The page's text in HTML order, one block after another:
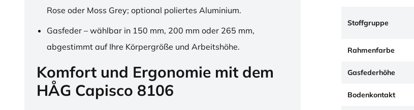
Rose oder Moss Grey; optional poliertes Aluminium.
Gasfeder – wählbar in 150 mm, 200 mm oder 265 mm,
abgestimmt auf Ihre Körpergröße und Arbeitshöhe.
Komfort und Ergonomie mit dem
HÅG Capisco 8106
Stoffgruppe
Rahmenfarbe
Gasfederhöhe
Bodenkontakt